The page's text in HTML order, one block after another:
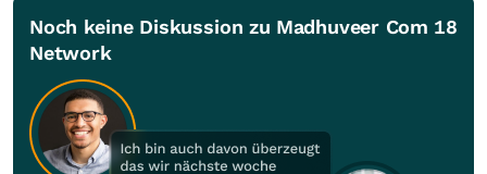
Noch keine Diskussion zu Madhuveer Com 18
Network